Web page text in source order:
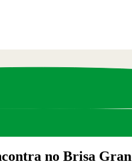
no Brisa